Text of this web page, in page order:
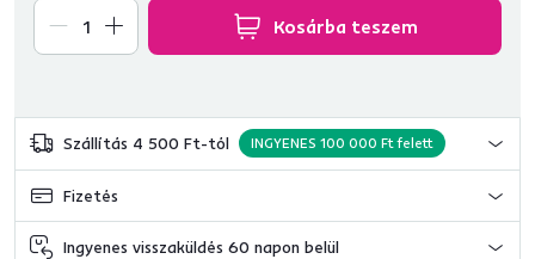
Kosárba teszem
Szállítás 4 500 Ft-tól INGYENES 100 000 Ft felett
Fizetés
Ingyenes visszaküldés 60 napon belül